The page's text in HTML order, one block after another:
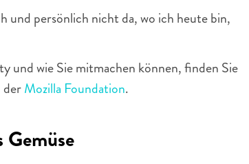
und persönlich nicht da, wo ich heute bin,
wie Sie mitmachen können, finden Sie
der Mozilla Foundation.